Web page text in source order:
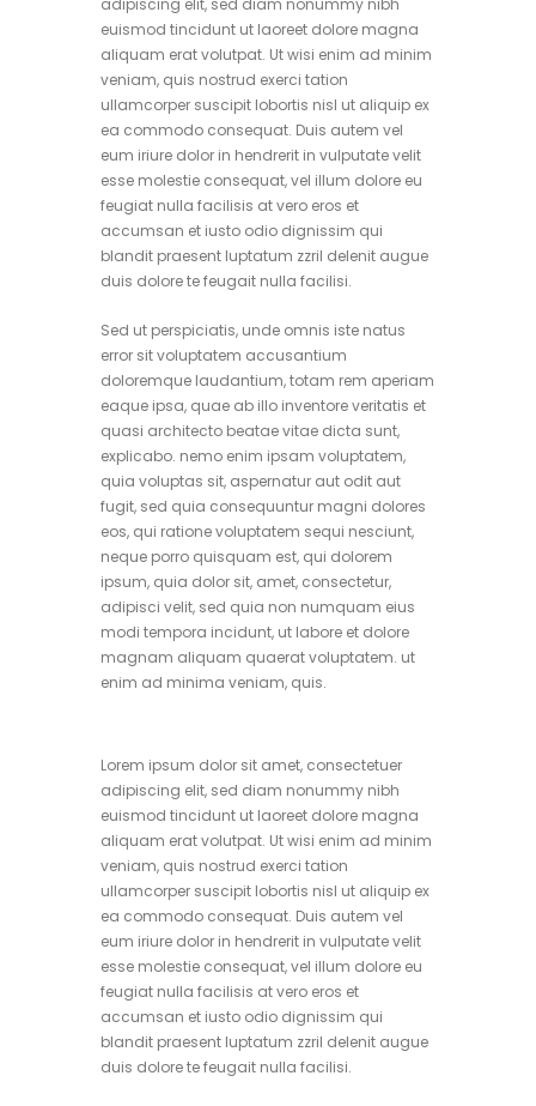
euismod tincidunt ut laoreet dolore magna
aliquam erat volutpat. Ut wisi enim ad minim
veniam, quis nostrud exerci tation
ullamcorper suscipit lobortis nisl ut aliquip ex
ea commodo consequat. Duis autem vel
eum iriure dolor in hendrerit in vulputate velit
esse molestie consequat, vel illum dolore eu
feugiat nulla facilisis at vero eros et
accumsan et iusto odio dignissim qui
blandit praesent luptatum zzril delenit augue
duis dolore te feugait nulla facilisi.
Sed ut perspiciatis, unde omnis iste natus
error sit voluptatem accusantium
doloremque laudantium, totam rem aperiam
eaque ipsa, quae ab illo inventore veritatis et
quasi architecto beatae vitae dicta sunt,
explicabo. nemo enim ipsam voluptatem,
quia voluptas sit, aspernatur aut odit aut
fugit, sed quia consequuntur magni dolores
eos, qui ratione voluptatem sequi nesciunt,
neque porro quisquam est, qui dolorem
ipsum, quia dolor sit, amet, consectetur,
adipisci velit, sed quia non numquam eius
modi tempora incidunt, ut labore et dolore
magnam aliquam quaerat voluptatem. ut
enim ad minima veniam, quis.
Lorem ipsum dolor sit amet, consectetuer
adipiscing elit, sed diam nonummy nibh
euismod tincidunt ut laoreet dolore magna
aliquam erat volutpat. Ut wisi enim ad minim
veniam, quis nostrud exerci tation
ullamcorper suscipit lobortis nisl ut aliquip ex
ea commodo consequat. Duis autem vel
eum iriure dolor in hendrerit in vulputate velit
esse molestie consequat, vel illum dolore eu
feugiat nulla facilisis at vero eros et
accumsan et iusto odio dignissim qui
blandit praesent luptatum zzril delenit augue
duis dolore te feugait nulla facilisi.